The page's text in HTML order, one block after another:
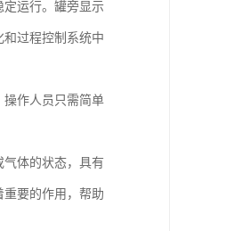
定运行。罐旁显示
过程控制系统中
操作人员只需简单
体的状态，具有
要的作用，帮助